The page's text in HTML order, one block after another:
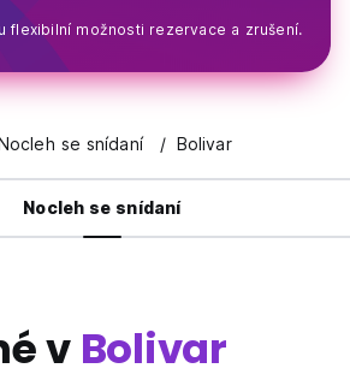
flexibilní možnosti rezervace a zrušení.
se snídaní Bolivar
Nocleh se snídaní
v Bolivar